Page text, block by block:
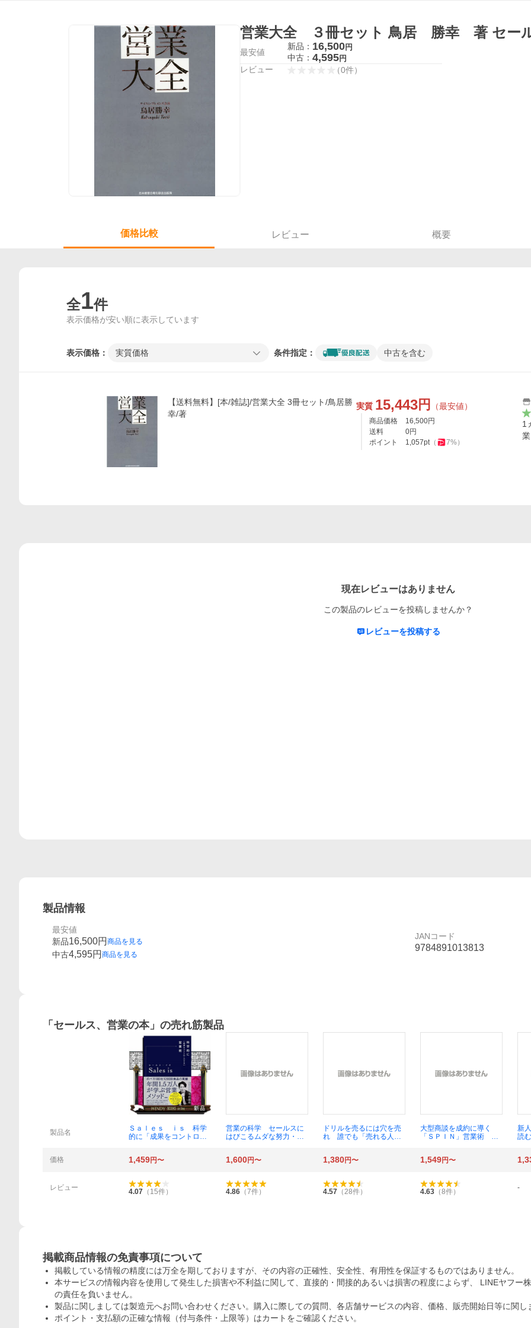
営業大全 ３冊セット 鳥居 勝幸 著 セー
最安値
新品： 16,500円
中古： 4,595円
レビュー （0件）
価格比較 レビュー 概要
全1件
表示価格が安い順に表示しています
表示価格： 実質価格 条件指定： 中古を含む
【送料無料】[本/雑誌]/営業大全 3冊セット/鳥居勝
幸/著
実質 15,443円 （最安値）
商品価格 16,500円
送料
0円
ポイント
1,057pt（ 7%）
1
現在レビューはありません
この製品のレビューを投稿しませんか？
レビューを投稿する
製品情報
最安値
新品16,500円 商品を見る
中古4,595円 商品を見る
JANコード
9784891013813
「 セールス、営業の本」の売れ筋製品
製品名
Ｓａｌｅｓ ｉｓ 科学
的に「成果をコントロー
営業の科学 セールスに
はびこるムダな努力・根
ドリルを売るには穴を売
れ 誰でも「売れる人」
大型商談を成約に導く
「ＳＰＩＮ」営業術 世
ールス・テクニック ニー
新
読
価格
1,459円〜 1,600円〜 1,380円〜 1,549円〜
レビュー
4.07 （ 15件） 4.86 （7件） 4.57 （28件） 4.63 （8件） -
掲載商品情報の免責事項について
掲載している情報の精度には万全を期しておりますが、その内容の正確性、安全性、有用性を保証するものではありません。
本サービスの情報内容を使用して発生した損害や不利益に関して、直接的・間接的あるいは損害の程度によらず、 LINEヤフー
の責任を負いません。
製品に関しましては製造元へお問い合わせください。購入に際しての質問、各店舗サービスの内容、価格、販売開始日等に関し
ポイント・支払額の正確な情報（付与条件・上限等）はカートをご確認ください。